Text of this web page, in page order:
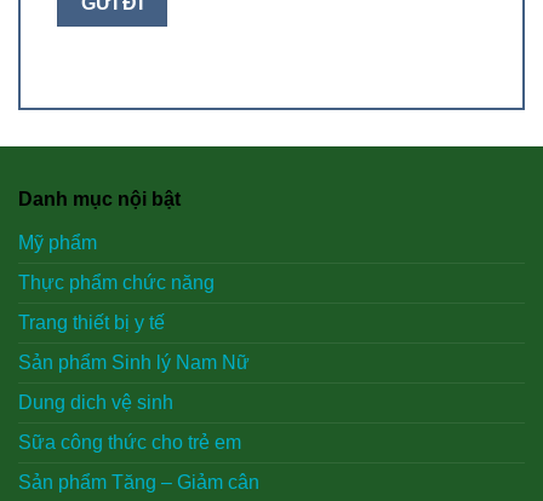
Danh mục nội bật
Mỹ phẩm
Thực phẩm chức năng
Trang thiết bị y tế
Sản phẩm Sinh lý Nam Nữ
Dung dich vệ sinh
Sữa công thức cho trẻ em
Sản phẩm Tăng – Giảm cân